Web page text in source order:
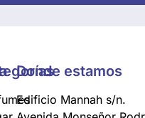
Donde estamos
Edificio Mannah s/n.